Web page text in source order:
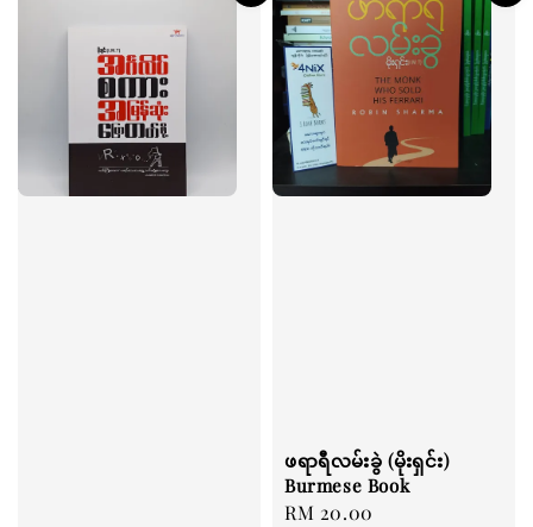
ဖရာရီလမ်းခွဲ (မိုးရှင်း)
Burmese Book
Regular
RM 20.00